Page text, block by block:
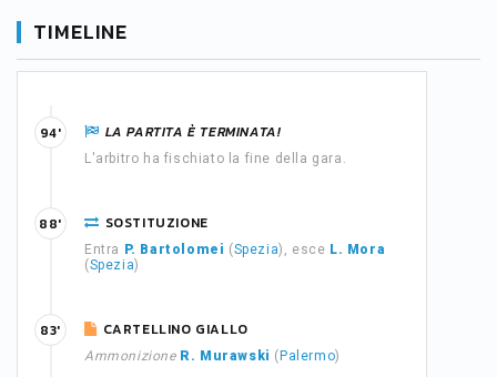
TIMELINE
LA PARTITA È TERMINATA!
L'arbitro ha fischiato la fine della gara.
94'
SOSTITUZIONE
Entra P. Bartolomei (Spezia), esce L. Mora
(Spezia)
88'
CARTELLINO GIALLO
Ammonizione R. Murawski ( Palermo)
83'